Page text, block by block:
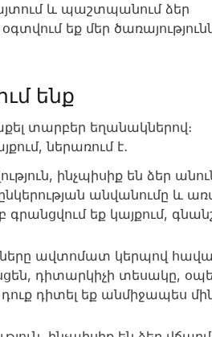
և պաշտպանում ձեր
եք մեր
ենք
տարբեր եղանակներով։
ներառում է․
ինչպիսիք են ձեր
անվանումը և
եք կայքում,
ավտոմատ կերպով
դիտարկիչի տեսակը,
դիտել եք անմիջապես